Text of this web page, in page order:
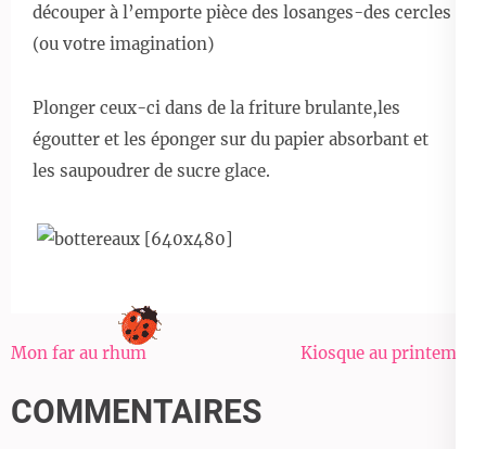
découper à l’emporte pièce des losanges-des cercles
(ou votre imagination)
Plonger ceux-ci dans de la friture brulante,les
égoutter et les éponger sur du papier absorbant et
les saupoudrer de sucre glace.
Navigation
l’article
Mon far au rhum Kiosque au printemps
COMMENTAIRES